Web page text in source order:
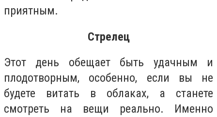
приятным.
Стрелец
Этот день обещает быть удачным и
плодотворным, особенно, если вы не
будете витать в облаках, а станете
смотреть на вещи реально. Именно